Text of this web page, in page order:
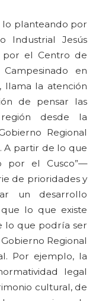
planteando por
Industrial Jesús
por el Centro de
en
llama la atención
de pensar las
desde la
Regional
A partir de lo que
por el Cusco”—
de prioridades y
un desarrollo
lo que existe
lo que podría ser
Regional
Por ejemplo, la
legal
cultural, de